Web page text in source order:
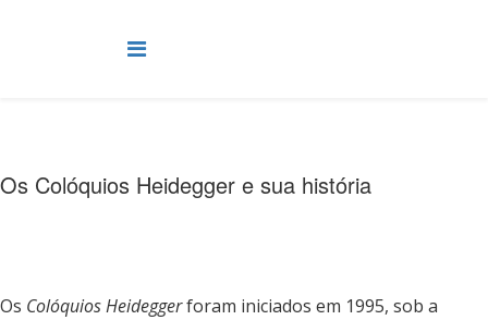
Os Colóquios Heidegger e sua história
Os Colóquios Heideggerforam iniciados em 1995, sob a